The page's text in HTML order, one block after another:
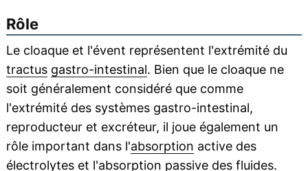
Rôle
Le cloaque et l'évent représentent l'extrémité du
tractus gastro-intestinal. Bien que le cloaque ne
soit généralement considéré que comme
l'extrémité des systèmes gastro-intestinal,
reproducteur et excréteur, il joue également un
rôle important dans l'absorption active des
électrolyteset l'absorption passive des fluides.